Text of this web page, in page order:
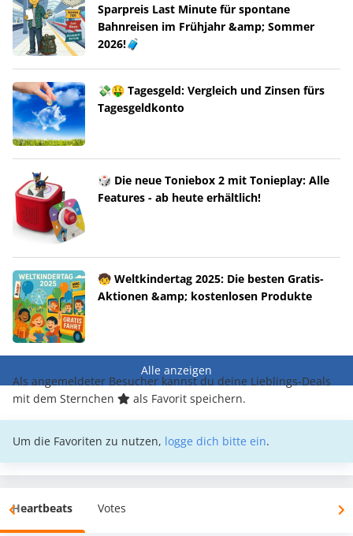
Sparpreis Last Minute für spontane
Bahnreisen im Frühjahr &amp; Sommer
2026!🧳
💸🤑 Tagesgeld: Vergleich und Zinsen fürs
Tagesgeldkonto
🎲 Die neue Toniebox 2 mit Tonieplay: Alle
Features - ab heute erhältlich!
🧒 Weltkindertag 2025: Die besten Gratis-
Aktionen &amp; kostenlosen Produkte
Alle anzeigen
Als angemeldeter Besucher kannst du deine Lieblings-Deals
mit dem Sternchen
als Favorit speichern.
Um die Favoriten zu nutzen, logge dich bitte ein.
Heartbeats Votes